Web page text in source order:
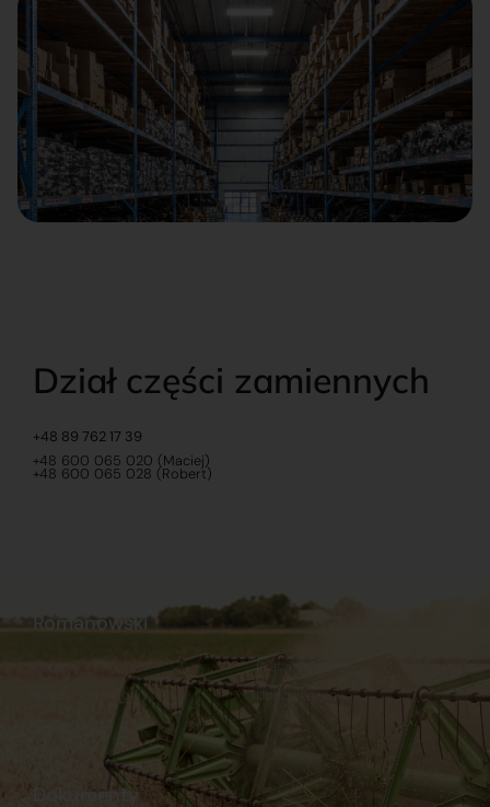
Dział części zamiennych
+48 89 762 17 39
+48 600 065 020 (Maciej)
+48 600 065 028 (Robert)
Dokumenty
Romanowski
Sklep internetowy
Praca
Ubezpieczenia